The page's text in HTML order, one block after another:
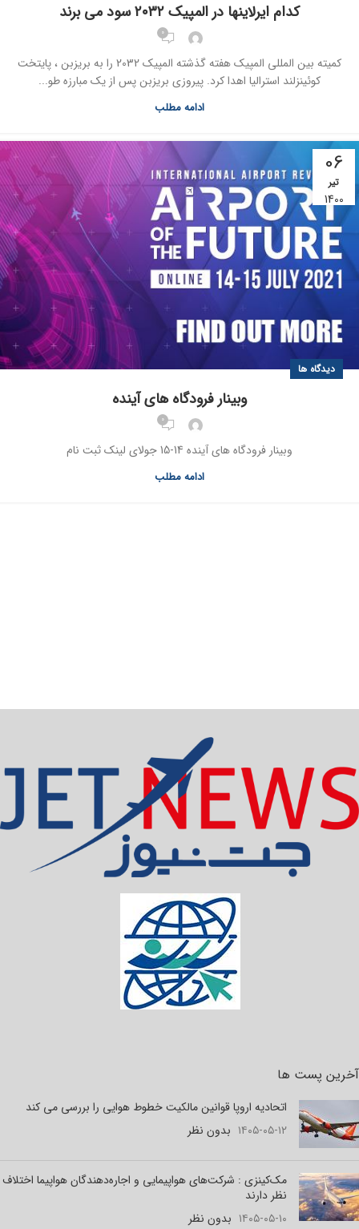
کدام ایرلاینها در المپیک ۲۰۳۲ سود می برند
0
کمیته بین المللی المپیک هفته گذشته المپیک 2032 را به بریزبن ، پایتخت
کوئینزلند استرالیا اهدا کرد. پیروزی بریزبن پس از یک مبارزه طو...
ادامه مطلب
06
تیر
1400
دیدگاه ها
وبینار فرودگاه های آینده
0
وبینار فرودگاه های آینده 14-15 جولای لینک ثبت نام
ادامه مطلب
آخرین پست ها
اتحادیه اروپا قوانین مالکیت خطوط هوایی را بررسی می کند
۱۴۰۵-۰۵-۱۲ بدون نظر
مک‌کینزی : شرکت‌های هواپیمایی و اجاره‌دهندگان هواپیما اختلاف
نظر دارند
۱۴۰۵-۰۵-۱۰ بدون نظر